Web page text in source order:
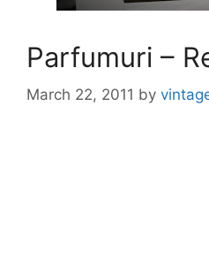
Parfumuri –
March 22, 2011 by